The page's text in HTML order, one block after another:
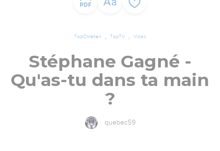
TopChrétien TopTV Vidéo
Stéphane Gagné -
Qu'as-tu dans ta main
?
quebec59